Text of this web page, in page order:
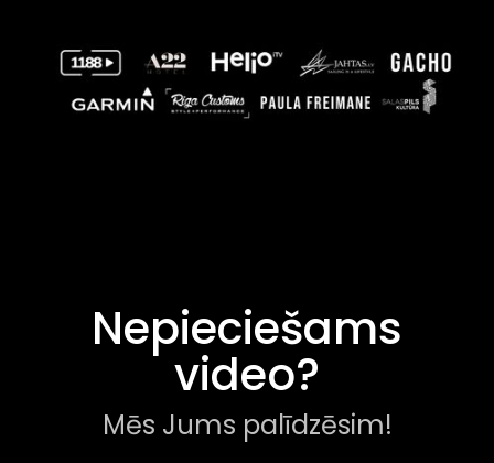
Nepieciešams
video?
Mēs Jums palīdzēsim!